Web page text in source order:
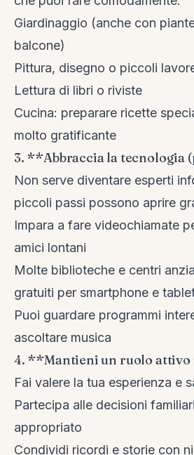
Giardinaggio (anche con
balcone)
Pittura, disegno o piccoli
Lettura di libri o riviste
Cucina: preparare ricette
molto gratificante
3. **Abbraccia la tecnologia
Non serve diventare esperti
piccoli passi possono aprire
Impara a fare videochiamate
amici lontani
Molte biblioteche e centri
gratuiti per smartphone e
Puoi guardare programmi
ascoltare musica
4. **Mantieni un ruolo
Fai valere la tua esperienza e
Partecipa alle decisioni
appropriato
Condividi ricordi e storie con